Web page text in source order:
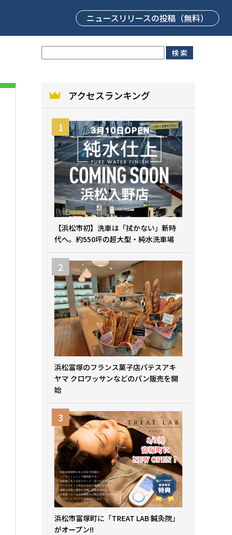
ニュースリリースの投稿（無料）
アクセスランキング
【浜松市初】洗車は「拭かない」新時
代へ。約550坪の超大型・純水洗車場
浜松富塚のフランス菓子店パテスアキ
ヤマ クロワッサンなどのパン販売を開
始
浜松市富塚町に「TREAT LAB 鍼灸院」
がオープン!!